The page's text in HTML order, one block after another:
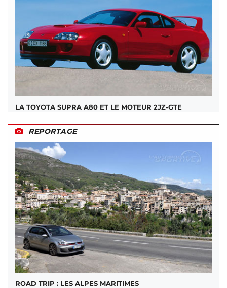
LA TOYOTA SUPRA A80 ET LE MOTEUR 2JZ-GTE
REPORTAGE
ROAD TRIP : LES ALPES MARITIMES